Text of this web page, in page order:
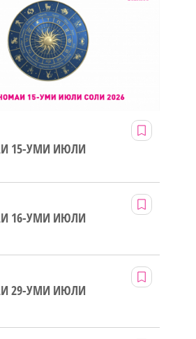
15-УМИ ИЮЛИ
16-УМИ ИЮЛИ
29-УМИ ИЮЛИ